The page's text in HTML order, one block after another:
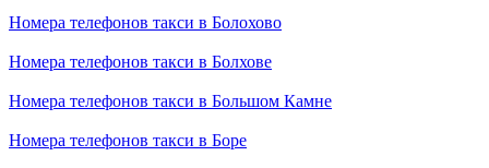
Номера телефонов такси в Болохово
Номера телефонов такси в Болхове
Номера телефонов такси в Большом Камне
Номера телефонов такси в Боре